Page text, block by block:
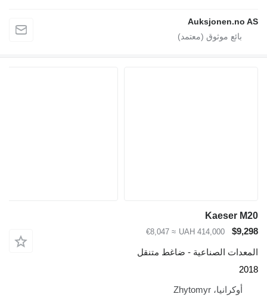
Auksjonen.no AS
Kaeser M20
$9,298
UAH 414,000
≈ €8,047
المعدات الصناعية - ضاغط متنقل
2018
أوكرانيا، Zhytomyr